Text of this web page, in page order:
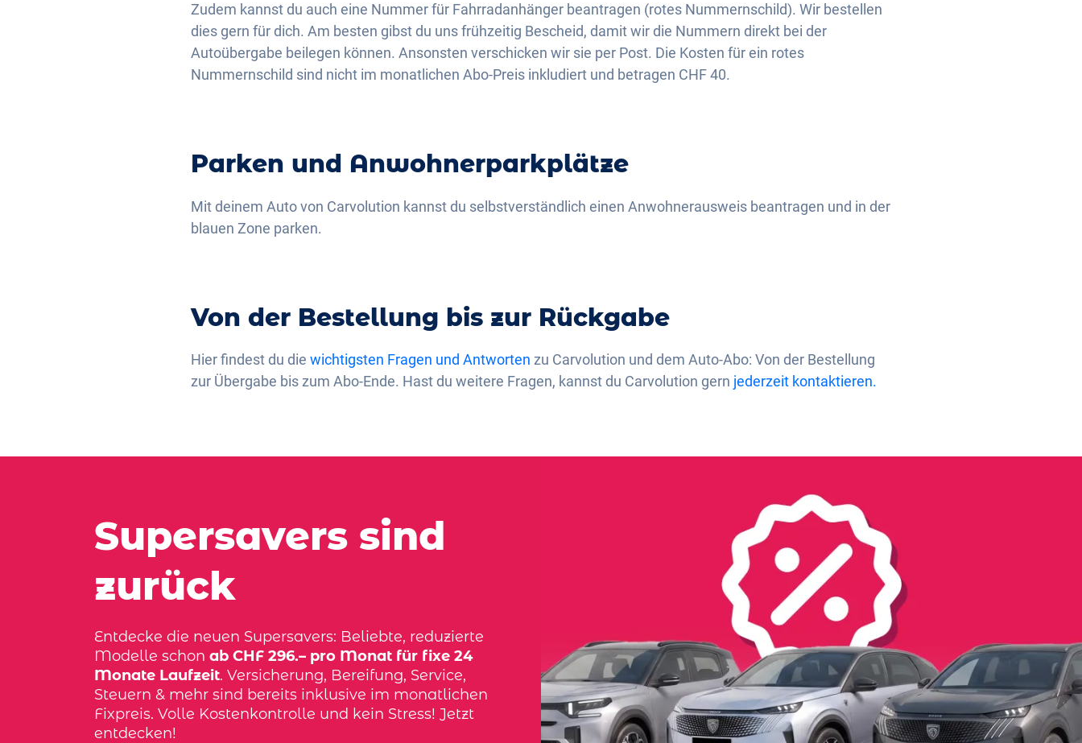
Zudem kannst du auch eine Nummer für Fahrradanhänger beantragen (rotes Nummernschild). Wir bestellen
dies gern für dich. Am besten gibst du uns frühzeitig Bescheid, damit wir die Nummern direkt bei der
Autoübergabe beilegen können. Ansonsten verschicken wir sie per Post. Die Kosten für ein rotes
Nummernschild sind nicht im monatlichen Abo-Preis inkludiert und betragen CHF 40.
Parken und Anwohnerparkplätze
Mit deinem Auto von Carvolution kannst du selbstverständlich einen Anwohnerausweis beantragen und in der
blauen Zone parken.
Von der Bestellung bis zur Rückgabe
Hier findest du die wichtigsten Fragen und Antworten zu Carvolution und dem Auto-Abo: Von der Bestellung
zur Übergabe bis zum Abo-Ende. Hast du weitere Fragen, kannst du Carvolution gern jederzeit kontaktieren.
Supersavers sind
zurück
Entdecke die neuen Supersavers: Beliebte, reduzierte
Modelle schon ab CHF 296.– pro Monat für fixe 24
Monate Laufzeit. Versicherung, Bereifung, Service,
Steuern & mehr sind bereits inklusive im monatlichen
Fixpreis. Volle Kostenkontrolle und kein Stress! Jetzt
entdecken!